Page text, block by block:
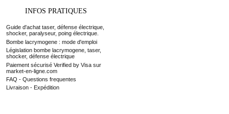
INFOS PRATIQUES
Guide d'achat taser, défense électrique,
shocker, paralyseur, poing électrique.
Bombe lacrymogene : mode d'emploi
Législation bombe lacrymogene, taser,
shocker, défense électrique
Paiement sécurisé Verified by Visa sur
market-en-ligne.com
FAQ - Questions frequentes
Livraison - Expédition